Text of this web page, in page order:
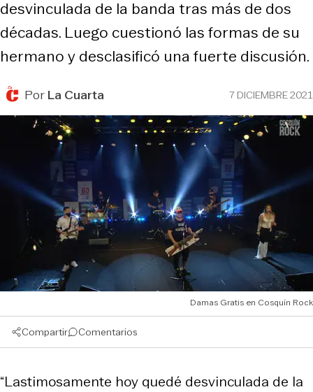
desvinculada de la banda tras más de dos
décadas. Luego cuestionó las formas de su
hermano y desclasificó una fuerte discusión.
PorLa Cuarta 7 DICIEMBRE 2021
Damas Gratis en Cosquín Rock
Compartir Comentarios
“Lastimosamente hoy quedé desvinculada de la